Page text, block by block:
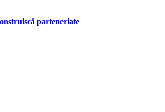
parteneriate